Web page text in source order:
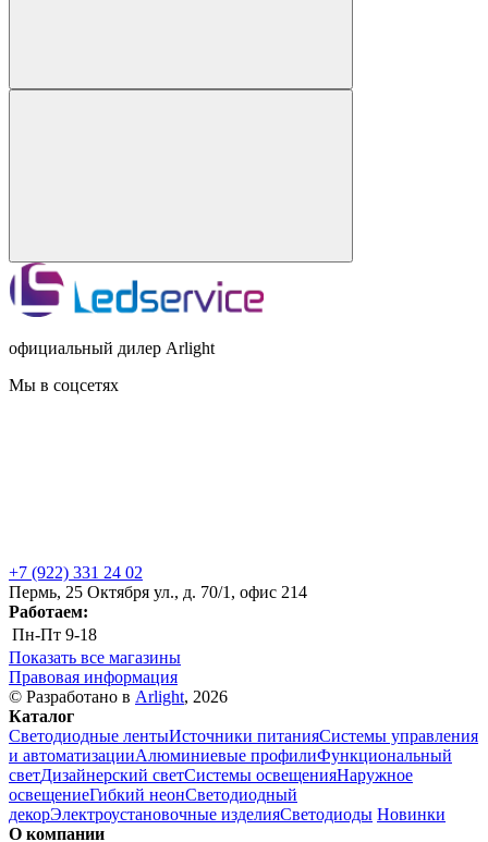
официальный дилер Arlight
Мы в соцсетях
+7 (922) 331 24 02
Пермь, 25 Октября ул., д. 70/1, офис 214
Работаем:
Пн-Пт 9-18
Показать все магазины
Правовая информация
© Разработано в Arlight, 2026
Каталог
Светодиодные лентыИсточники питанияСистемы управления
и автоматизацииАлюминиевые профилиФункциональный
светДизайнерский светСистемы освещенияНаружное
освещениеГибкий неонСветодиодный
декорЭлектроустановочные изделияСветодиоды Новинки
О компании